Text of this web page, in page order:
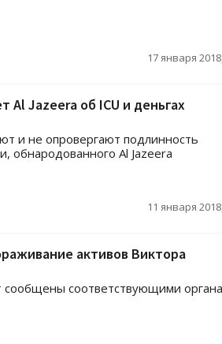
17 января
Jazeera об ICU и деньгах
и не опровергают подлинность
обнародованного Al Jazeera
11 января
активов Виктора
соответствующими